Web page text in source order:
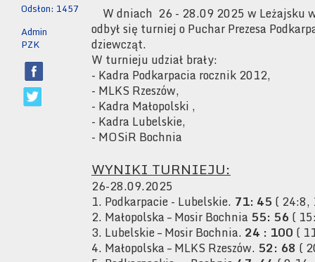
Odsłon: 1457
Admin
PZK
W dniach 26 - 28.09 2025 w Leżajsku
odbył się turniej o Puchar Prezesa
dziewcząt.
W turnieju udział brały:
- Kadra Podkarpacia rocznik 2012,
- MLKS Rzeszów,
- Kadra Małopolski ,
- Kadra Lubelskie,
- MOSiR Bochnia
WYNIKI TURNIEJU:
26-28.09.2025
1. Podkarpacie - Lubelskie. 71: 45 ( 24:8,
2. Małopolska – Mosir Bochnia 55: 56 (
3. Lubelskie – Mosir Bochnia. 24 : 100 (
4. Małopolska – MLKS Rzeszów. 52: 68 (